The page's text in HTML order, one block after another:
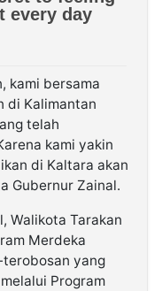
kami bersama
di Kalimantan
telah
kami yakin
di Kaltara akan
Gubernur Zainal.
Walikota Tarakan
Merdeka
yang
Program